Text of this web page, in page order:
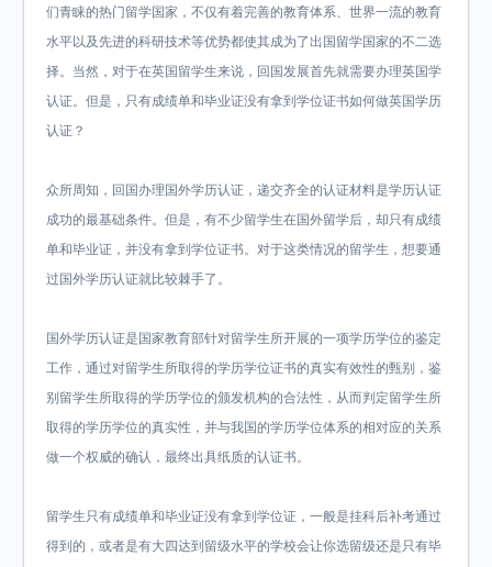
们青睐的热门留学国家，不仅有着完善的教育体系、世界一流的教育
水平以及先进的科研技术等优势都使其成为了出国留学国家的不二选
择。当然，对于在英国留学生来说，回国发展首先就需要办理英国学
认证。但是，只有成绩单和毕业证没有拿到学位证书如何做英国学历
认证？
众所周知，回国办理国外学历认证，递交齐全的认证材料是学历认证
成功的最基础条件。但是，有不少留学生在国外留学后，却只有成绩
单和毕业证，并没有拿到学位证书。对于这类情况的留学生，想要通
过国外学历认证就比较棘手了。
国外学历认证是国家教育部针对留学生所开展的一项学历学位的鉴定
工作，通过对留学生所取得的学历学位证书的真实有效性的甄别，鉴
别留学生所取得的学历学位的颁发机构的合法性，从而判定留学生所
取得的学历学位的真实性，并与我国的学历学位体系的相对应的关系
做一个权威的确认，最终出具纸质的认证书。
留学生只有成绩单和毕业证没有拿到学位证，一般是挂科后补考通过
得到的，或者是有大四达到留级水平的学校会让你选留级还是只有毕